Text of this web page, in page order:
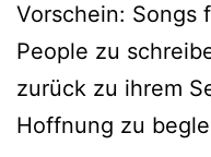
Vorschein: Songs
People zu
zurück zu ihrem
Hoffnung zu